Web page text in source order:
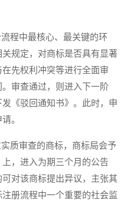
程中最核心、最关键的环
规定，对商标是否具有显著
先权利冲突等进行全面审
审查通过，则进入下一阶
《驳回通知书》。此时，申
。
质审查的商标，商标局会予
，进入为期三个月的公告
对该商标提出异议，主张其
册流程中一个重要的社会监